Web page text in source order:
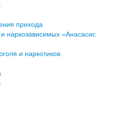
прихода
наркозависимых «Анасасис
и наркотиков